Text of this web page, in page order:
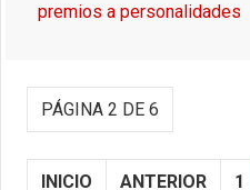
premios a personalidades
PÁGINA 2 DE 6
INICIO ANTERIOR 1